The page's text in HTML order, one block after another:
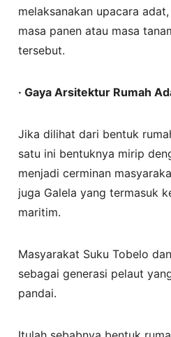
melaksanakan upacara
masa panen atau masa
tersebut.
· Gaya Arsitektur Rumah
Jika dilihat dari bentuk
satu ini bentuknya mirip
menjadi cerminan
juga Galela yang termasuk
maritim.
Masyarakat Suku Tobelo
sebagai generasi pelaut
pandai.